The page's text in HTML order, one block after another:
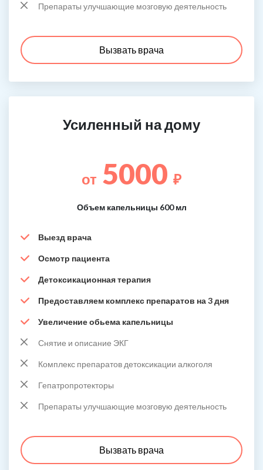
Препараты улучшающие мозговую деятельность
Вызвать врача
Усиленный на дому
от 5000 ₽
Объем капельницы 600 мл
Выезд врача
Осмотр пациента
Детоксикационная терапия
Предоставляем комплекс препаратов на 3 дня
Увеличение обьема капельницы
Снятие и описание ЭКГ
Комплекс препаратов детоксикации алкоголя
Гепатропротекторы
Препараты улучшающие мозговую деятельность
Вызвать врача